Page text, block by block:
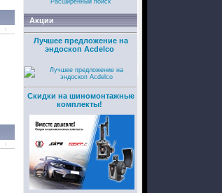
Расширенный поиск
Акции
Лучшее предложение на
эндоскоп Acdelco
Скидки на шиномонтажные
комплекты!